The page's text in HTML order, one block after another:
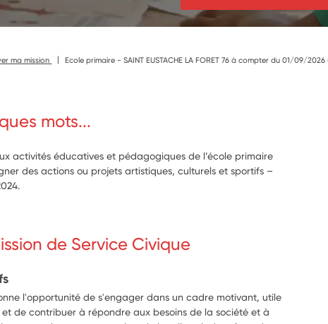
ma mission Ecole primaire - SAINT EUSTACHE LA FORET 76 à compter du 01/09/
mots...
activités éducatives et pédagogiques de l’école primaire
des actions ou projets artistiques, culturels et sportifs –
de Service Civique
l'opportunité de s'engager dans un cadre motivant, utile
de contribuer à répondre aux besoins de la société et à